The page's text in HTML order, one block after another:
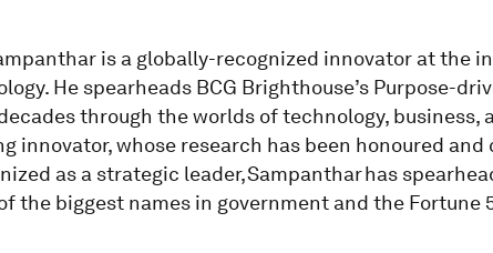
is a globally-recognized innovator at the
He spearheads BCG Brighthouse’s Purpose-
through the worlds of technology, business,
innovator, whose research has been honoured
as a strategic leader, Sampanthar has
the biggest names in government and the Fortune